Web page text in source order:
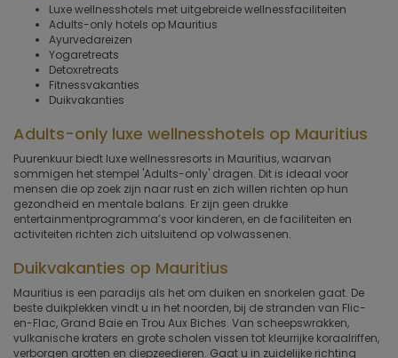
Luxe wellnesshotels met uitgebreide wellnessfaciliteiten
Adults-only hotels op Mauritius
Ayurvedareizen
Yogaretreats
Detoxretreats
Fitnessvakanties
Duikvakanties
Adults-only luxe wellnesshotels op Mauritius
Puurenkuur biedt luxe wellnessresorts in Mauritius, waarvan
sommigen het stempel 'Adults-only' dragen. Dit is ideaal voor
mensen die op zoek zijn naar rust en zich willen richten op hun
gezondheid en mentale balans. Er zijn geen drukke
entertainmentprogramma’s voor kinderen, en de faciliteiten en
activiteiten richten zich uitsluitend op volwassenen.
Duikvakanties op Mauritius
Mauritius is een paradijs als het om duiken en snorkelen gaat. De
beste duikplekken vindt u in het noorden, bij de stranden van Flic-
en-Flac, Grand Baie en Trou Aux Biches. Van scheepswrakken,
vulkanische kraters en grote scholen vissen tot kleurrijke koraalriffen,
verborgen grotten en diepzeedieren. Gaat u in zuidelijke richting